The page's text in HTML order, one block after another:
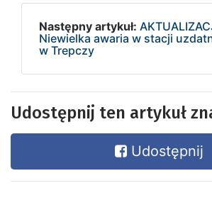
Następny artykuł:
Niewielka awaria w stacji
w Trepczy
Udostępnij ten artykuł
Udostępnij